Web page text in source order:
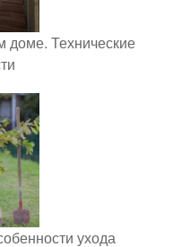
доме. Технические
ухода